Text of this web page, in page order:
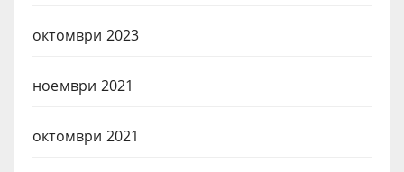
октомври 2023
ноември 2021
октомври 2021